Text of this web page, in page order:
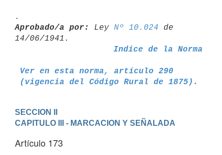
Aprobado/a por:
Ley Nº 10.024 de
Indice de la Norma
Ver en esta norma, artículo 290
(vigencia del Código Rural de 1875).
SECCION II
CAPITULO III - MARCACION Y SEÑALADA
Artículo 173